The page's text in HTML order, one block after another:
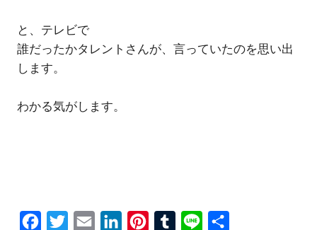
と、テレビで
誰だったかタレントさんが、言っていたのを思い出
します。
わかる気がします。
Facebook
Twitter Email LinkedInPinterestTumblr Line